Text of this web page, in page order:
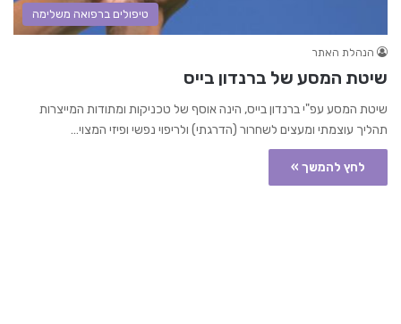
טיפולים ברפואה משלימה
הנהלת האתר
שיטת המסע של ברנדון בייס
שיטת המסע עפ"י ברנדון בייס, הינה אוסף של טכניקות ומתודות המייצרות
תהליך עוצמתי ומעצים לשחרור (הדרגתי) ולריפוי נפשי ופיזי המצוי…
לחץ להמשך »